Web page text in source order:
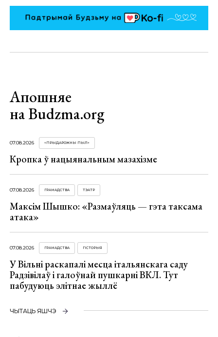
Апошняе
на Budzma.org
07.08.2026 «ПРЫДАРОЖНЫ ПЫЛ»
Кропка ў нацыянальным мазахізме
07.08.2026 ГРАМАДСТВА ТЭАТР
Максім Шышко: «Размаўляць — гэта таксама
атака»
07.08.2026 ГРАМАДСТВА ГІСТОРЫЯ
У Вільні раскапалі месца італьянскага саду
Радзівілаў і галоўнай пушкарні ВКЛ. Тут
пабудуюць элітнае жыллё
ЧЫТАЦЬ ЯШЧЭ